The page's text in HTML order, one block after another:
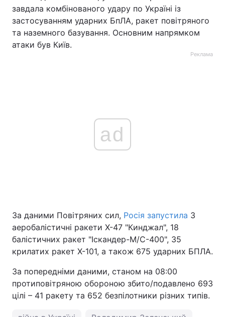
завдала комбінованого удару по Україні із
застосуванням ударних БпЛА, ракет повітряного
та наземного базування. Основним напрямком
атаки був Київ.
Реклама
ad
За даними Повітряних сил, Росія запустила 3
аеробалістичні ракети Х-47 "Кинджал", 18
балістичних ракет "Іскандер-М/С-400", 35
крилатих ракет Х-101, а також 675 ударних БПЛА.
За попередніми даними, станом на 08:00
протиповітряною обороною збито/подавлено 693
цілі – 41 ракету та 652 безпілотники різних типів.